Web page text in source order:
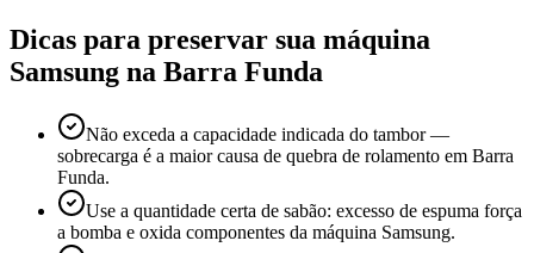
Dicas para preservar sua máquina
Samsung na Barra Funda
Não exceda a capacidade indicada do tambor —
sobrecarga é a maior causa de quebra de rolamento em Barra
Funda.
Use a quantidade certa de sabão: excesso de espuma força
a bomba e oxida componentes da máquina Samsung.